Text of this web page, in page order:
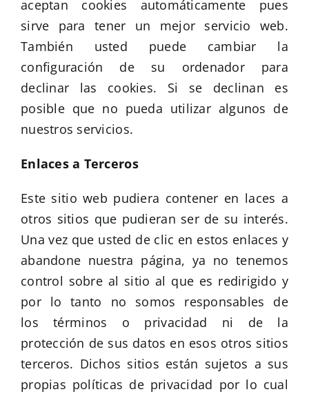
aceptan cookies automáticamente pues
sirve para tener un mejor servicio web.
También usted puede cambiar la
configuración de su ordenador para
declinar las cookies. Si se declinan es
posible que no pueda utilizar algunos de
nuestros servicios.
Enlaces a Terceros
Este sitio web pudiera contener en laces a
otros sitios que pudieran ser de su interés.
Una vez que usted de clic en estos enlaces y
abandone nuestra página, ya no tenemos
control sobre al sitio al que es redirigido y
por lo tanto no somos responsables de
los términos o privacidad ni de la
protección de sus datos en esos otros sitios
terceros. Dichos sitios están sujetos a sus
propias políticas de privacidad por lo cual